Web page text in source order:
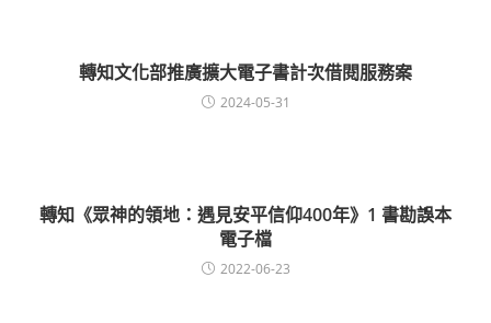
轉知文化部推廣擴大電子書計次借閱服務案
2024-05-31
轉知《眾神的領地：遇見安平信仰400年》1 書勘誤本
電子檔
2022-06-23